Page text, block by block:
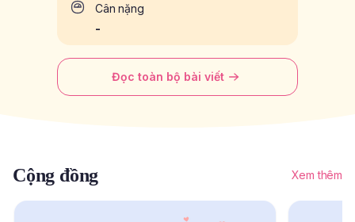
Cân nặng
-
Đọc toàn bộ bài viết
Cộng đồng Xem thêm